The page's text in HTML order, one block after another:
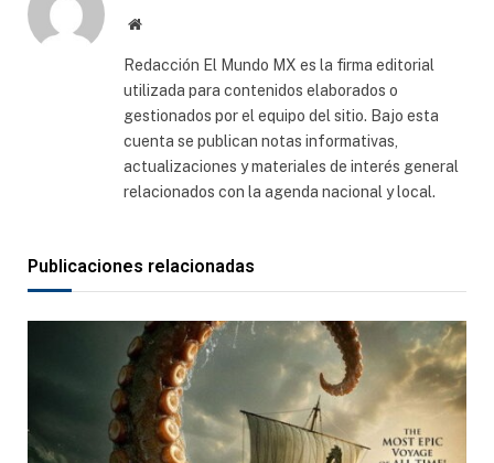
Sitio
Redacción El Mundo MX es la firma editorial
utilizada para contenidos elaborados o
gestionados por el equipo del sitio. Bajo esta
cuenta se publican notas informativas,
actualizaciones y materiales de interés general
relacionados con la agenda nacional y local.
Publicaciones relacionadas